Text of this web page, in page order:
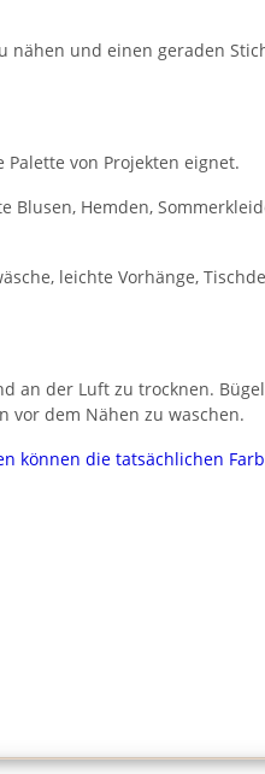
und einen geraden
von Projekten eignet.
Hemden,
leichte Vorhänge,
an der Luft zu trocknen.
vor dem Nähen zu waschen.
die tatsächlichen